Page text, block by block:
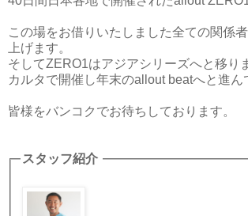
この場をお借りいたしました全ての関係
上げます。
そしてZERO1はアジアシリーズへと移り
カルタで開催し年末のallout beatへと進ん
皆様をバンコクでお待ちしております。
スタッフ紹介